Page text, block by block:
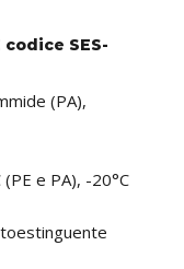
codice SES-
(PA),
(PE e PA), -20°C